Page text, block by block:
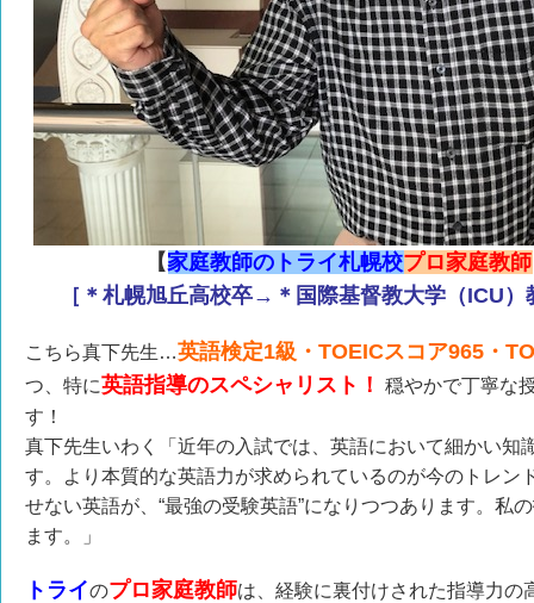
【家庭教師のトライ札幌校プロ家庭教師
［＊札幌旭丘高校卒→＊国際基督教大学（ICU
こちら真下先生…英語検定1級・TOEICスコア965・
つ、特に英語指導のスペシャリスト！
穏やかで丁寧な
す！
真下先生いわく
「近年の入試では、英語において細かい
す。より本質的な英語力が求められているのが今のトレン
せない英語が、“最強の受験英語”になりつつあります。私
ます。」
トライのプロ家庭教師は、経験に裏付けされた指導力の